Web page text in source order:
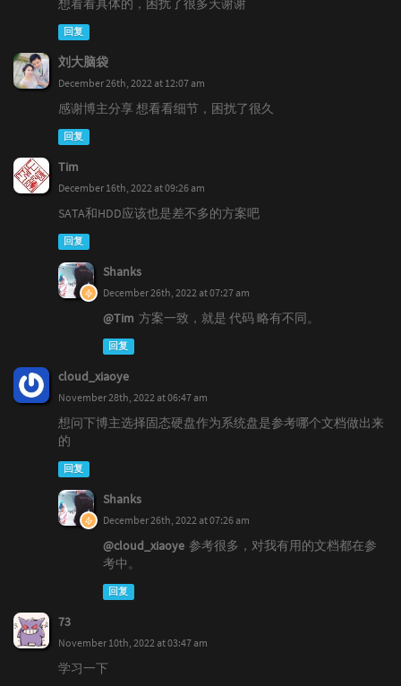
想看看具体的，困扰了很多天谢谢
回复
刘大脑袋
December 26th, 2022 at 12:07 am
感谢博主分享 想看看细节，困扰了很久
回复
Tim
December 16th, 2022 at 09:26 am
SATA和HDD应该也是差不多的方案吧
回复
Shanks
December 26th, 2022 at 07:27 am
@Tim 方案一致，就是 代码 略有不同。
回复
cloud_xiaoye
November 28th, 2022 at 06:47 am
想问下博主选择固态硬盘作为系统盘是参考哪个文档做出来
的
回复
Shanks
December 26th, 2022 at 07:26 am
@cloud_xiaoye 参考很多，对我有用的文档都在参
考中。
回复
73
November 10th, 2022 at 03:47 am
学习一下